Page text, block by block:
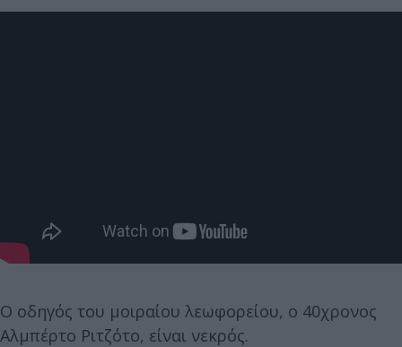
Ο οδηγός του μοιραίου λεωφορείου, ο 40χρονος
Αλμπέρτο Ριτζότο, είναι νεκρός.